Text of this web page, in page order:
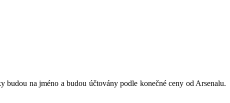
budou na jméno a budou účtovány podle konečné ceny od Arsenalu.